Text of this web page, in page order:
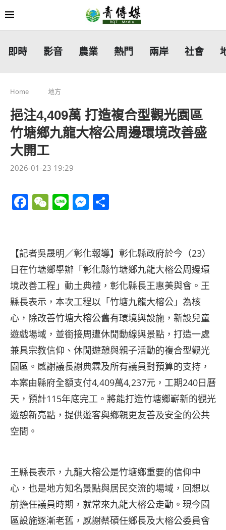
即時 影音 農業 熱門 兩岸 社會
Home 地方
挹注4,409萬 打造複合型觀光園區
竹塘鄉九龍大榕公周邊環境改善盛
大開工
2026-01-23 19:29
Facebook
WeChat
LineMessenger
【記者吳晟明／彰化報導】彰化縣政府於今（23）
日在竹塘鄉舉辦「彰化縣竹塘鄉九龍大榕公周邊環
境改善工程」動土典禮，彰化縣長王惠美與會。王
縣長表示，本次工程以「竹塘九龍大榕公」為核
心，除改善竹塘大榕公舊有環境與設施，新設兒童
遊戲場域，並銜接周遭休閒動線與景點，打造一處
兼具宗教信仰、休閒遊憩與親子活動的複合型觀光
園區。感謝議長謝典霖及所有議員對預算的支持，
本案由縣府全額支付4,409萬4,237元，工期240日曆
天，預計115年底完工。將能打造竹塘鄉嶄新的觀光
遊憩新亮點，提供遊客與鄉親更友善及安全的公共
空間。
王縣長表示，九龍大榕公是竹塘鄉重要的信仰中
心，也是地方知名景點與居民交流的場域，回想以
前擔任議員時期，就常來九龍大榕公走動。現今園
區設施逐漸老舊，感謝蔡碩任鄉長及大榕公委員會